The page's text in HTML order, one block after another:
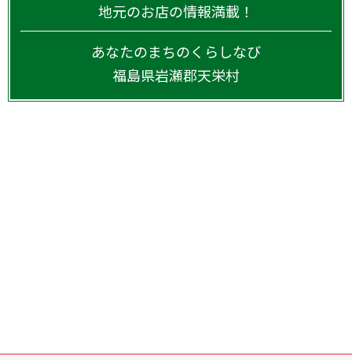
地元のお店の情報満載！
あなたのまちのくらしなび
福島県岩瀬郡天栄村